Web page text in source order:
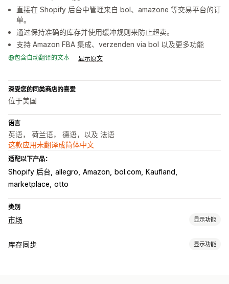
直接在 Shopify 后台中管理来自 bol、amazone 等交易平台的订
单。
通过保持准确的库存并使用缓冲规则来防止超卖。
支持 Amazon FBA 集成、verzenden via bol 以及更多功能
包含自动翻译的文本 显示原文
深受您的同类商店的喜爱
位于美国
语言
英语， 荷兰语， 德语，以及 法语
这款应用未翻译成简体中文
适配以下产品：
Shopify 后台 allegro Amazon bol.com
Kaufland
marketplace otto
类别
市场 显示功能
产品页面管理
库存同步 显示功能